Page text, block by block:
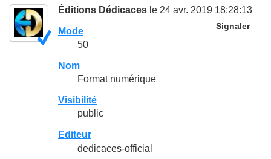
Éditions Dédicaces le 24 avr. 2019 18:28:13
Signaler
Mode
50
Nom
Format numérique
Visibilité
public
Editeur
dedicaces-official